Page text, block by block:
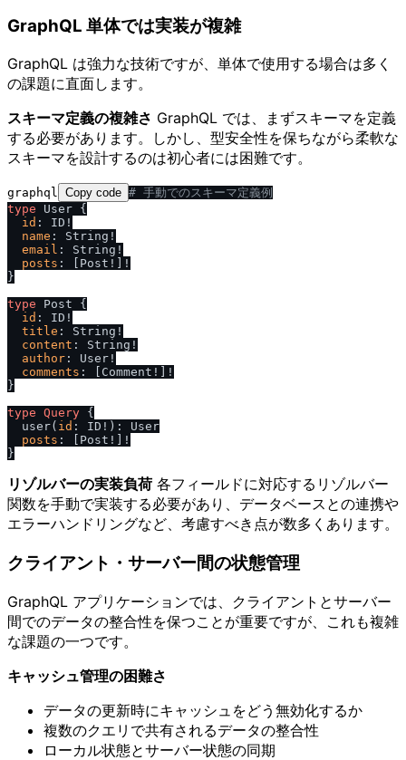
GraphQL 単体では実装が複雑
GraphQL は強力な技術ですが、単体で使用する場合は多く
の課題に直面します。
スキーマ定義の複雑さ GraphQL では、まずスキーマを定義
する必要があります。しかし、型安全性を保ちながら柔軟な
スキーマを設計するのは初心者には困難です。
graphql Copy code # 手動でのスキーマ定義例
type User {
id : ID !
name : String !
email : String !
posts : Post !
!
}
type Post {
id : ID !
title : String !
content : String !
author : User !
comments : Comment !
!
}
type Query {
  user
( id : ID ! ) :
User
posts : Post !
!
}
リゾルバーの実装負荷 各フィールドに対応するリゾルバー
関数を手動で実装する必要があり、データベースとの連携や
エラーハンドリングなど、考慮すべき点が数多くあります。
クライアント・サーバー間の状態管理
GraphQL アプリケーションでは、クライアントとサーバー
間でのデータの整合性を保つことが重要ですが、これも複雑
な課題の一つです。
キャッシュ管理の困難さ
データの更新時にキャッシュをどう無効化するか
複数のクエリで共有されるデータの整合性
ローカル状態とサーバー状態の同期